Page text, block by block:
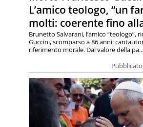
L’amico teologo, “un
molti: coerente fino
Brunetto Salvarani, l’amico “teologo”,
Guccini, scomparso a 86 anni:
riferimento morale. Dal valore della pa...